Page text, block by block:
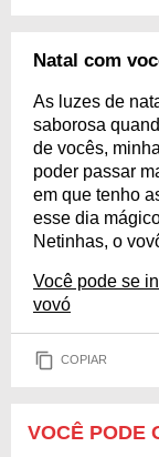
Natal com
As luzes de
saborosa
de vocês,
poder passar
em que tenho
esse dia
Netinhas, o
Você pode se
vovó
COPIAR
VOCÊ PODE